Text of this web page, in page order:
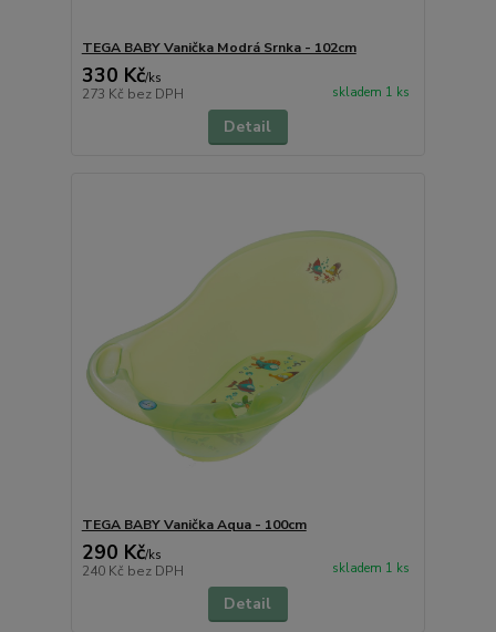
TEGA BABY Vanička Modrá Srnka - 102cm
330 Kč/ks
273 Kč bez DPH skladem 1 ks
Detail
TEGA BABY Vanička Aqua - 100cm
290 Kč/ks
240 Kč bez DPH skladem 1 ks
Detail